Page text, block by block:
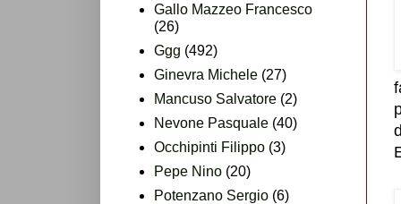
Gallo Mazzeo Francesco
(26)
Ggg (492)
Ginevra Michele (27)
Mancuso Salvatore (2)
Nevone Pasquale (40)
Occhipinti Filippo (3)
Pepe Nino (20)
Potenzano Sergio (6)